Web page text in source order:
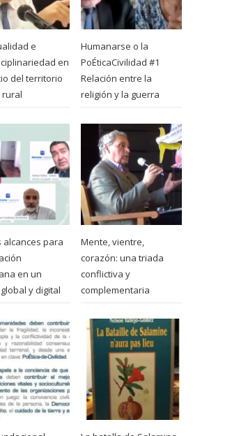
e
en
del territorio
rural
Humanarse o la
PoÉticaCivilidad #1
Relación entre la
religión y la guerra
alcances para
en un
y digital
Mente, vientre,
corazón: una triada
conflictiva y
complementaria